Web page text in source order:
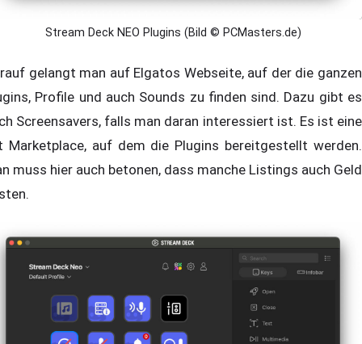
Stream Deck NEO Plugins (Bild © PCMasters.de)
gelangt man auf Elgatos Webseite, auf der die ganzen
Profile und auch Sounds zu finden sind. Dazu gibt es
Screensavers, falls man daran interessiert ist. Es ist eine
Marketplace, auf dem die Plugins bereitgestellt werden.
muss hier auch betonen, dass manche Listings auch Geld